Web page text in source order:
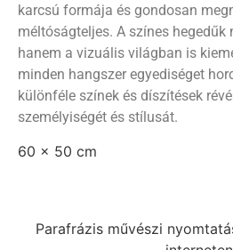
karcsú formája és gondosan
méltóságteljes. A színes hegedűk
hanem a vizuális világban is
minden hangszer egyediséget
különféle színek és díszítések
személyiségét és stílusát.
60 x 50 cm
Parafrázis művészi